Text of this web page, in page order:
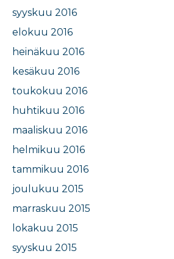
syyskuu 2016
elokuu 2016
heinäkuu 2016
kesäkuu 2016
toukokuu 2016
huhtikuu 2016
maaliskuu 2016
helmikuu 2016
tammikuu 2016
joulukuu 2015
marraskuu 2015
lokakuu 2015
syyskuu 2015